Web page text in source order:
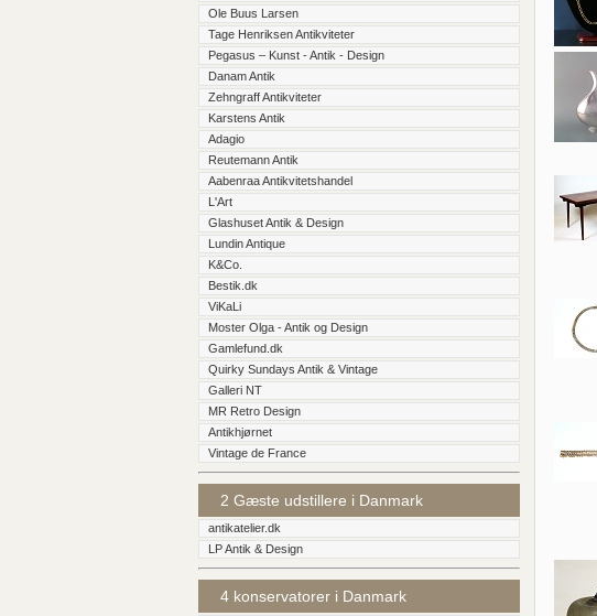
Ole Buus Larsen
Tage Henriksen Antikviteter
Pegasus – Kunst - Antik - Design
Danam Antik
Zehngraff Antikviteter
Karstens Antik
Adagio
Reutemann Antik
Aabenraa Antikvitetshandel
L'Art
Glashuset Antik & Design
Lundin Antique
K&Co.
Bestik.dk
ViKaLi
Moster Olga - Antik og Design
Gamlefund.dk
Quirky Sundays Antik & Vintage
Galleri NT
MR Retro Design
Antikhjørnet
Vintage de France
2 Gæste udstillere i Danmark
antikatelier.dk
LP Antik & Design
4 konservatorer i Danmark